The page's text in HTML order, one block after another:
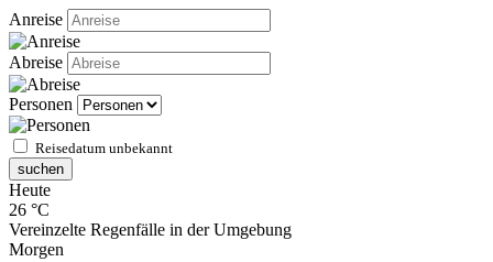
Anreise
Abreise
Personen
Reisedatum unbekannt
suchen
Heute
26 °C
Vereinzelte Regenfälle in der Umgebung
Morgen